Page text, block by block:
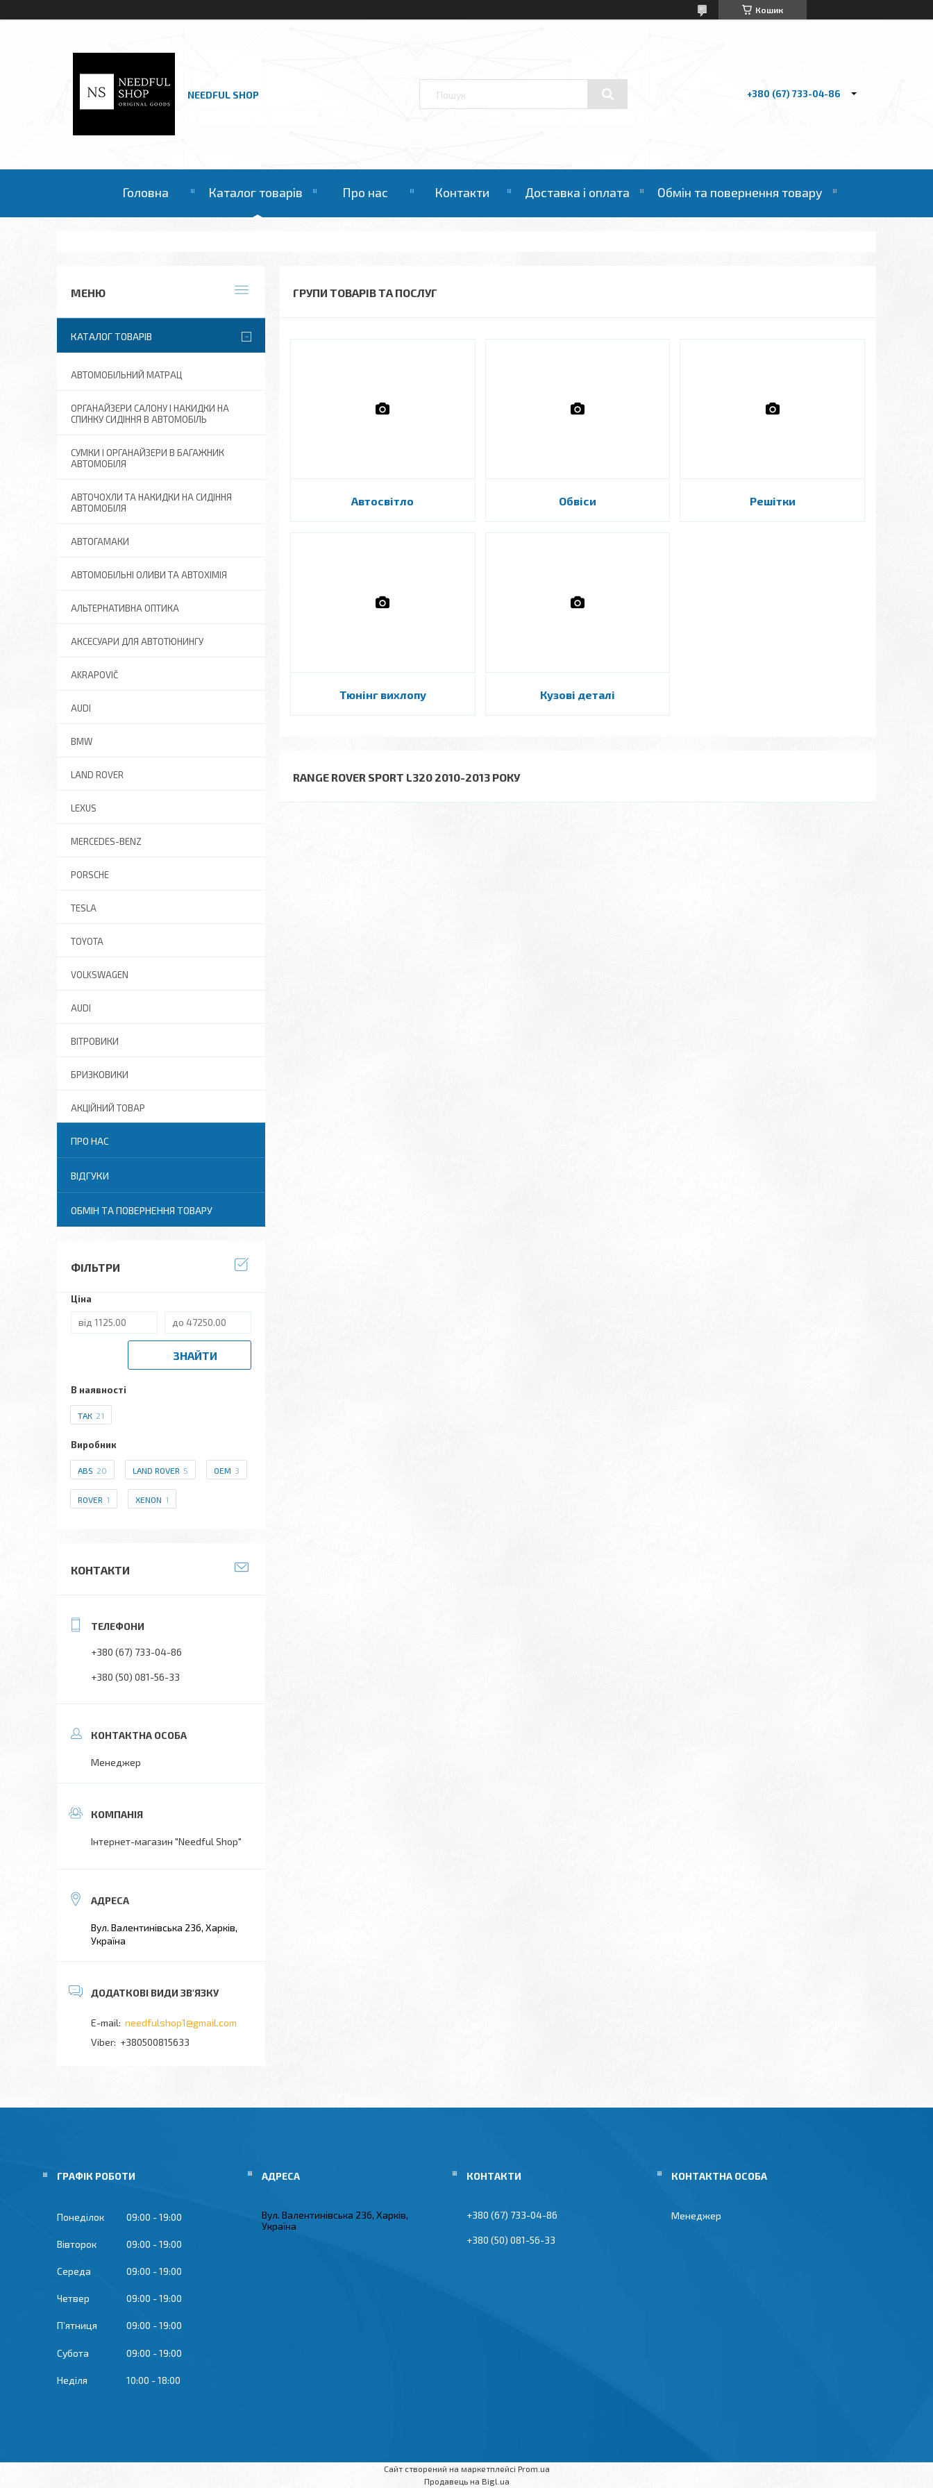
Кошик
NEEDFUL SHOP +380 (67) 733-04-86
Головна Каталог товарів Про нас Контакти Доставка і оплата Обмін та повернення товару
ГРУПИ ТОВАРІВ ТА ПОСЛУГ
Автосвітло Обвіси Решітки
Тюнінг вихлопу Кузові деталі
RANGE ROVER SPORT L320 2010-2013 РОКУ
КАТАЛОГ ТОВАРІВ
АВТОМОБІЛЬНИЙ МАТРАЦ
ОРГАНАЙЗЕРИ САЛОНУ І НАКИДКИ НА
СПИНКУ СИДІННЯ В АВТОМОБІЛЬ
СУМКИ І ОРГАНАЙЗЕРИ В БАГАЖНИК
АВТОМОБІЛЯ
АВТОЧОХЛИ ТА НАКИДКИ НА СИДІННЯ
АВТОМОБІЛЯ
АВТОГАМАКИ
АВТОМОБІЛЬНІ ОЛИВИ ТА АВТОХІМІЯ
АЛЬТЕРНАТИВНА ОПТИКА
АКСЕСУАРИ ДЛЯ АВТОТЮНИНГУ
AKRAPOVIČ
AUDI
BMW
LAND ROVER
LEXUS
MERCEDES-BENZ
PORSCHE
TESLA
TOYOTA
VOLKSWAGEN
AUDI
ВІТРОВИКИ
БРИЗКОВИКИ
АКЦІЙНИЙ ТОВАР
ПРО НАС
ВІДГУКИ
ОБМІН ТА ПОВЕРНЕННЯ ТОВАРУ
ФІЛЬТРИ
Ціна
ЗНАЙТИ
В наявності
ТАК 21
Виробник
ABS 20 LAND ROVER 5 OEM 3
ROVER 1 XENON 1
КОНТАКТИ
+380 (67) 733-04-86
+380 (50) 081-56-33
Менеджер
Інтернет-магазин "Needful Shop"
Вул. Валентинівська 23б, Харків,
Україна
needfulshop1@gmail.com
+380500815633
ГРАФІК РОБОТИ
Понеділок 09:00 19:00
Вівторок 09:00 19:00
Середа 09:00 19:00
Четвер 09:00 19:00
Пʼятниця 09:00 19:00
Субота 09:00 19:00
Неділя 10:00 18:00
Вул. Валентинівська 23б, Харків,
Україна
+380 (67) 733-04-86
+380 (50) 081-56-33
Менеджер
Сайт створений на маркетплейсі Prom.ua
Продавець на Bigl.ua